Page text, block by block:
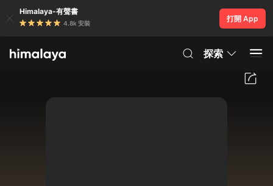
Himalaya-有聲書
4.8k 安裝
打開 App
探索